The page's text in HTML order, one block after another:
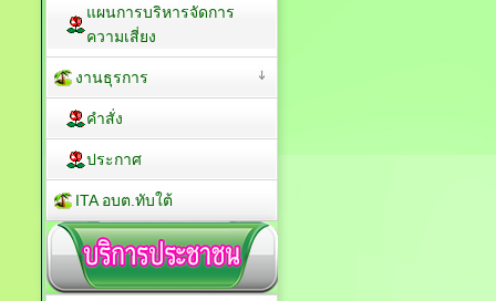
แผนการบริหารจัดการ
ความเสี่ยง
งานธุรการ
คำสั่ง
ประกาศ
ITA อบต.ทับใต้